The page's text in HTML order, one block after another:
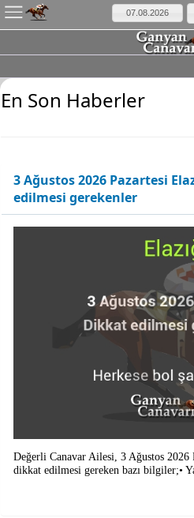
En Son Haberler
3 Ağustos 2026 Pazartesi
edilmesi gerekenler
Değerli Canavar Ailesi, 3 Ağustos 2026
dikkat edilmesi gereken bazı bilgiler;•